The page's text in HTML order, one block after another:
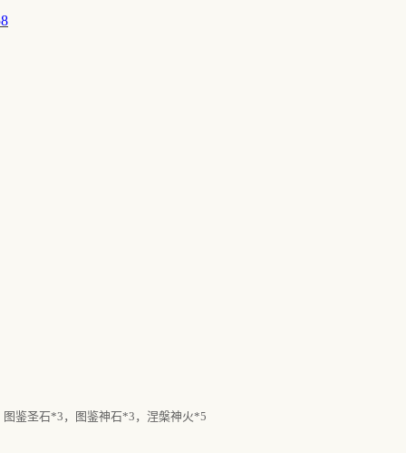
鉴圣石*3，图鉴神石*3，涅槃神火*5